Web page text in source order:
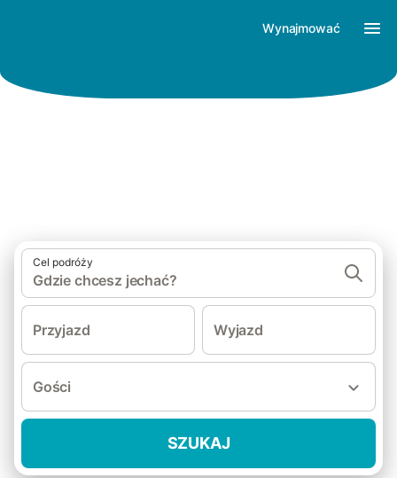
Wynajmować
Cel podróży
Gdzie chcesz jechać?
Przyjazd Wyjazd
Gości
SZUKAJ